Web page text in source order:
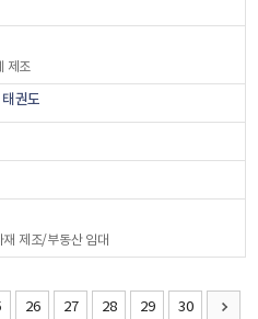
제조
권도
제조/부동산 임대
26 27 28 29 30